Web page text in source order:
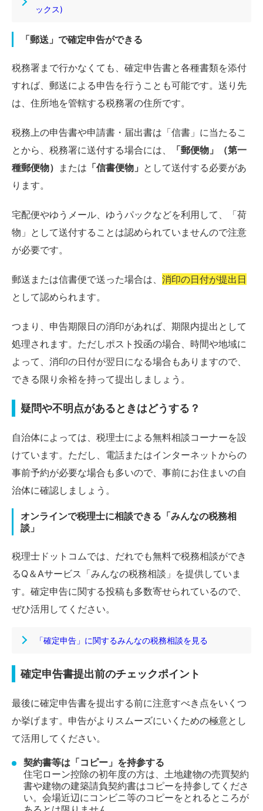
ックス)
「郵送」で確定申告ができる
税務署まで行かなくても、確定申告書と各種書類を添付
すれば、郵送による申告を行うことも可能です。送り先
は、住所地を管轄する税務署の住所です。
税務上の申告書や申請書・届出書は「信書」に当たるこ
とから、税務署に送付する場合には、
「郵便物」（第一
種郵便物） または 「信書便物」 として送付する必要があ
ります。
宅配便やゆうメール、ゆうパックなどを利用して、「荷
物」として送付することは認められていませんので注意
が必要です。
郵送または信書便で送った場合は、 消印の日付が提出日
として認められます。
つまり、申告期限日の消印があれば、期限内提出として
処理されます。ただしポスト投函の場合、時間や地域に
よって、消印の日付が翌日になる場合もありますので、
できる限り余裕を持って提出しましょう。
疑問や不明点があるときはどうする？
自治体によっては、税理士による無料相談コーナーを設
けています。ただし、電話またはインターネットからの
事前予約が必要な場合も多いので、事前にお住まいの自
治体に確認しましょう。
オンラインで税理士に相談できる「みんなの税務相
談」
税理士ドットコムでは、だれでも無料で税務相談ができ
るQ＆Aサービス「みんなの税務相談」を提供していま
す。確定申告に関する投稿も多数寄せられているので、
ぜひ活用してください。
「確定申告」に関するみんなの税務相談を見る
確定申告書提出前のチェックポイント
最後に確定申告書を提出する前に注意すべき点をいくつ
か挙げます。申告がよりスムーズにいくための極意とし
て活用してください。
契約書等は「コピー」を持参する
住宅ローン控除の初年度の方は、土地建物の売買契約
書や建物の建築請負契約書はコピーを持参してくださ
い。会場近辺にコンビニ等のコピーをとれるところが